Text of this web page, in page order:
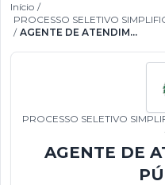
Início /
PROCESSO SELETIVO
/
AGENTE DE ATENDIMENTO AO PÚBLICO
PROCESSO SELETIVO
AGENTE DE